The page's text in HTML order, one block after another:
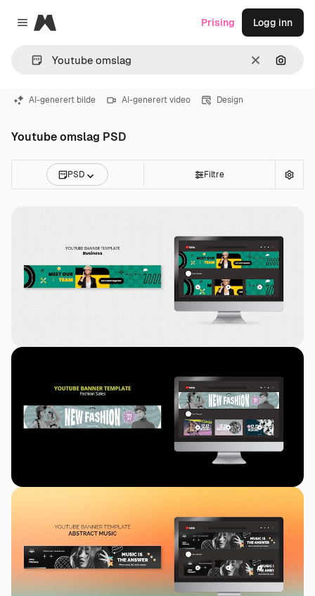
Close menu
Magnific
Slett Søk
Prising Logg inn
AI-generert bilde AI-generert video Design
Youtube omslag PSD
PSD Filtre